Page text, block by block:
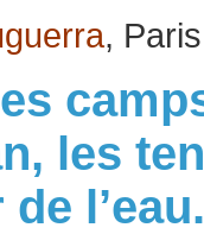
,
les
l’eau.